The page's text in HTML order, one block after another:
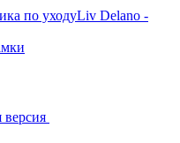
по уходуLiv Delano -